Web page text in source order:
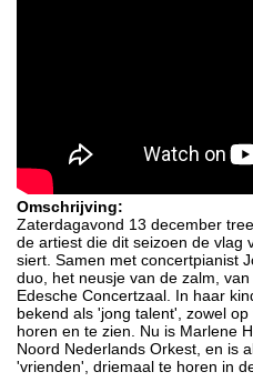
Omschrijving:
Zaterdagavond 13 december
de artiest die dit seizoen de vlag
siert. Samen met concertpianist
duo, het neusje van de zalm,
Edesche Concertzaal. In haar
bekend als 'jong talent', zowel
horen en te zien. Nu is Marlene
Noord Nederlands Orkest, en is
'vrienden', driemaal te horen in